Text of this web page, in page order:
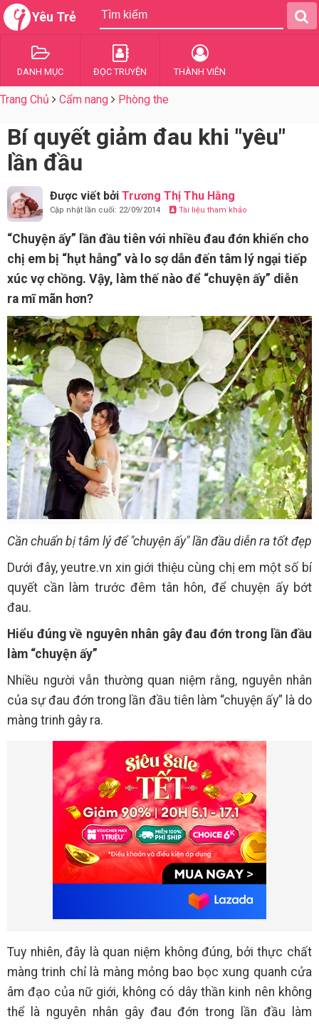
Yêu Trẻ
DANH MỤC ĐỌC TRUYỆN THÀNH VIÊN
Trang Chủ Cẩm nang Phòng the
Bí quyết giảm đau khi "yêu"
lần đầu
Được viết bởi Trương Thị Thu Hằng
Cập nhật lần cuối: 22/09/2014 Tài liệu tham khảo
“Chuyện ấy” lần đầu tiên với nhiều đau đớn khiến cho
chị em bị “hụt hẫng” và lo sợ dẫn đến tâm lý ngại tiếp
xúc vợ chồng. Vậy, làm thế nào để “chuyện ấy” diễn
ra mĩ mãn hơn?
Cần chuẩn bị tâm lý để "chuyện ấy" lần đầu diễn ra tốt đẹp
Dưới đây, yeutre.vn xin giới thiệu cùng chị em một số bí
quyết cần làm trước đêm tân hôn, để chuyện ấy bớt
đau.
Hiểu đúng về nguyên nhân gây đau đớn trong lần đầu
làm “chuyện ấy”
Nhiều người vẫn thường quan niệm rằng, nguyên nhân
của sự đau đớn trong lần đầu tiên làm “chuyện ấy” là do
màng trinh gây ra.
Tuy nhiên, đây là quan niệm không đúng, bởi thực chất
màng trinh chỉ là màng mỏng bao bọc xung quanh cửa
âm đạo của nữ giới, không có dây thần kinh nên không
thể là nguyên nhân gây đau đớn trong lần đầu làm